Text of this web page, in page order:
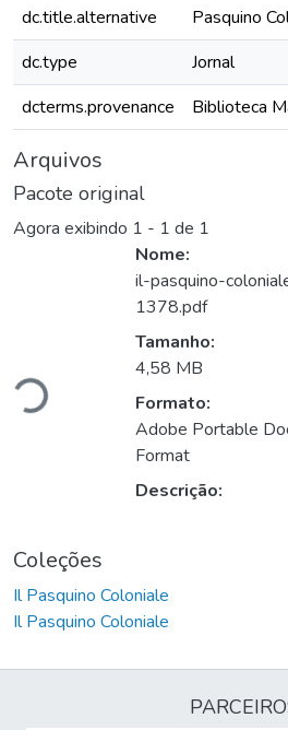
dc.title.alternative
Pasquino
dc.type
Jornal
dcterms.provenance
Biblioteca
Arquivos
Pacote original
Agora exibindo 1 - 1 de 1
Nome:
il-pasquino-
1378.pdf
Tamanho:
4,58 MB
Formato:
Adobe Portable
Format
Descrição:
Coleções
Il Pasquino Coloniale
Il Pasquino Coloniale